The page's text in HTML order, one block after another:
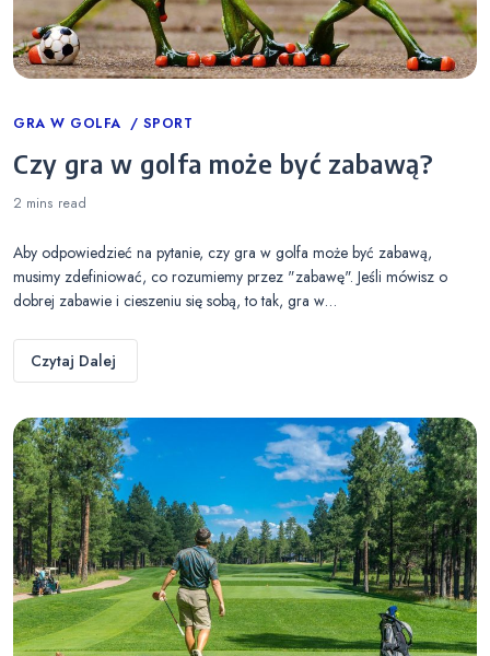
Categories
GRA W GOLFA SPORT
Czy gra w golfa może być zabawą?
2 mins read
Aby odpowiedzieć na pytanie, czy gra w golfa może być zabawą,
musimy zdefiniować, co rozumiemy przez "zabawę". Jeśli mówisz o
dobrej zabawie i cieszeniu się sobą, to tak, gra w…
Czytaj Dalej